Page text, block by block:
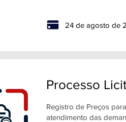
24 de agosto de
Processo
Registro de Preços
atendimento das